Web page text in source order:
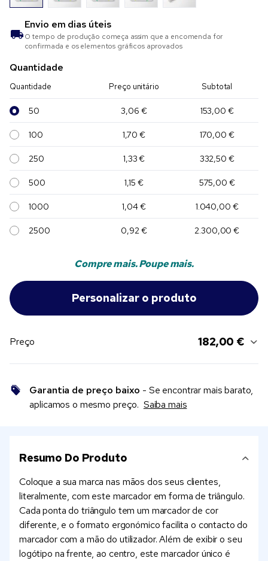
Envio em dias úteis
O tempo de produção começa assim que a encomenda for
confirmada e os elementos gráficos aprovados
Quantidade
Quantidade Preço unitário Subtotal
50 3,06 € 153,00 €
100 1,70 € 170,00 €
250 1,33 € 332,50 €
500 1,15 € 575,00 €
1000 1,04 € 1.040,00 €
2500 0,92 € 2.300,00 €
Compre mais. Poupe mais.
Preço 182,00 €
Garantia de preço baixo - Se encontrar mais barato,
aplicamos o mesmo preço. Saiba mais
Resumo Do Produto
Coloque a sua marca nas mãos dos seus clientes,
literalmente, com este marcador em forma de triângulo.
Cada ponta do triângulo tem um marcador de cor
diferente, e o formato ergonómico facilita o contacto do
marcador com a mão do utilizador. Além de exibir o seu
logótipo na frente, ao centro, este marcador único é